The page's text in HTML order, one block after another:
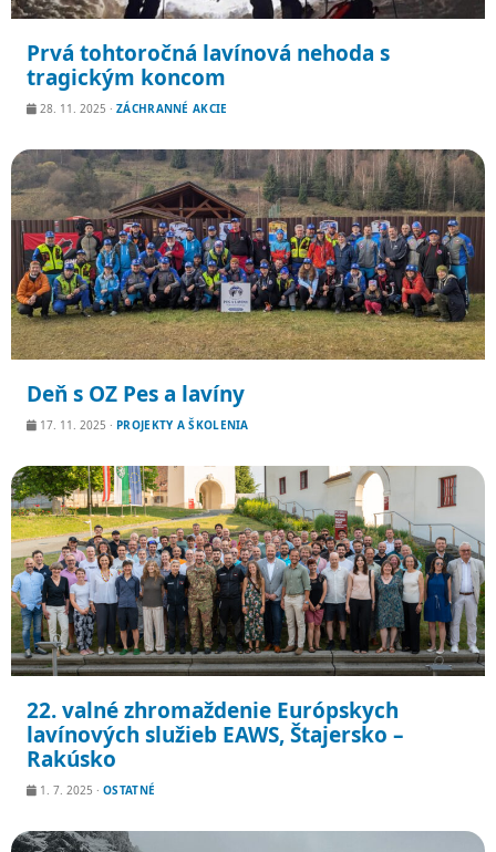
Prvá tohtoročná lavínová nehoda s
tragickým koncom
28. 11. 2025 · ZÁCHRANNÉ AKCIE
Deň s OZ Pes a lavíny
17. 11. 2025 · PROJEKTY A ŠKOLENIA
22. valné zhromaždenie Európskych
lavínových služieb EAWS, Štajersko –
Rakúsko
1. 7. 2025 · OSTATNÉ